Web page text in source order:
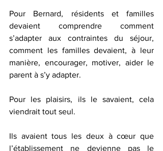
Pour Bernard, résidents et familles
devaient comprendre comment
s’adapter aux contraintes du séjour,
comment les familles devaient, à leur
manière, encourager, motiver, aider le
parent à s’y adapter.
Pour les plaisirs, ils le savaient, cela
viendrait tout seul.
Ils avaient tous les deux à cœur que
l’établissement ne devienne pas le